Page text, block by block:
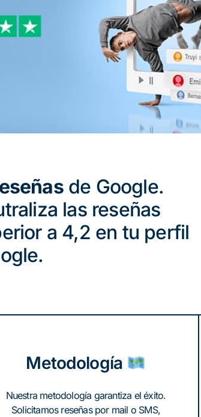
de Google.
las reseñas
a 4,2 en tu perfil
Metodología
Nuestra metodología garantiza el éxito.
Solicitamos reseñas por mail o SMS,